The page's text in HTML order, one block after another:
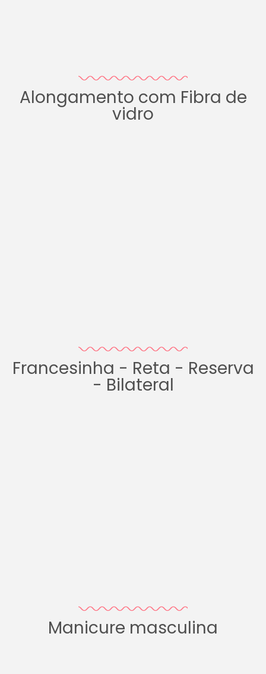
Alongamento com Fibra de
vidro
Francesinha - Reta - Reserva
- Bilateral
Manicure masculina